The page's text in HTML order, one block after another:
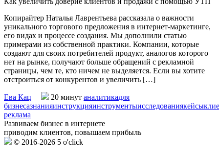
Копирайтер Наталья Лаврентьева рассказала о важности
уникального торгового предложения в интернет-маркетинге,
его видах и процессе создания. Мы дополнили статью
примерами из собственной практики. Компании, которые
создают для своих потребителей продукт, аналогов которого
нет на рынке, получают больше обращений с рекламной
страницы, чем те, кто ничем не выделяется. Если вы хотите
отстроиться от конкурентов и увеличить […]
Ева Кац 20 минут аналитикадля
бизнесазнанияинструкцияинструментыисследованиякейсы
реклама
Развиваем бизнес в интернете
приводим клиентов, повышаем прибыль
© 2016-2026 5 o'click